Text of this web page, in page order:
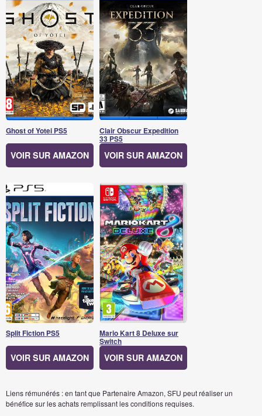
Ghost of Yotei PS5
VOIR SUR AMAZON
Clair Obscur Expedition
33 PS5
VOIR SUR AMAZON
Split Fiction PS5
VOIR SUR AMAZON
Mario Kart 8 Deluxe sur
Switch
VOIR SUR AMAZON
Liens rémunérés : en tant que Partenaire Amazon, SFU peut réaliser un
bénéfice sur les achats remplissant les conditions requises.